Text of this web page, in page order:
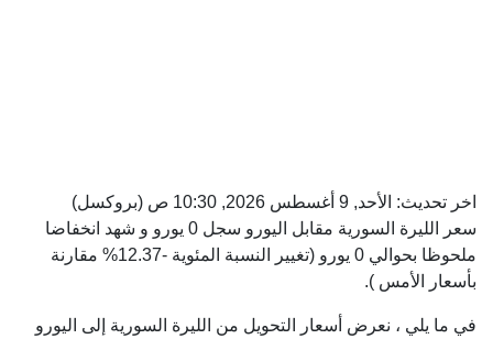
اخر تحديث: الأحد, 9 أغسطس 2026, 10:30 ص
(بروكسل)
سعر الليرة السورية مقابل اليورو سجل 0 يورو و شهد انخفاضا
ملحوظا بحوالي 0 يورو (تغيير النسبة المئوية -12.37% مقارنة
بأسعار الأمس ).
في ما يلي ، نعرض أسعار التحويل من الليرة السورية إلى اليورو